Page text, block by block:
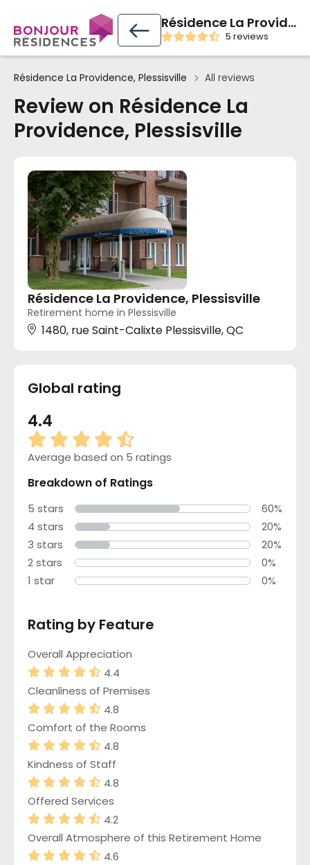
Résidence La Providence, Plessisville
5 reviews
Résidence La Providence, Plessisville All reviews
Review on Résidence La
Providence, Plessisville
Résidence La Providence, Plessisville
Retirement home in Plessisville
1480, rue Saint-Calixte Plessisville, QC
Global rating
4.4
Average based on 5 ratings
Breakdown of Ratings
5 stars
60%
4 stars
20%
3 stars
20%
2 stars
0%
1 star
0%
Rating by Feature
Overall Appreciation
4.4
Cleanliness of Premises
4.8
Comfort of the Rooms
4.8
Kindness of Staff
4.8
Offered Services
4.2
Overall Atmosphere of this Retirement Home
4.6